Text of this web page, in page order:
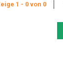
1 - 0 von 0